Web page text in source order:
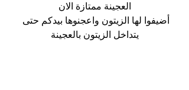
العجينة ممتازة الان
أضيفوا لها الزيتون واعجنوها بيدكم حتى
يتداخل الزيتون بالعجينة